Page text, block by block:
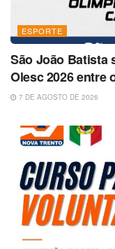
ESPORTE
São João Batista
Olesc 2026 entre
7 DE AGOSTO DE 2026